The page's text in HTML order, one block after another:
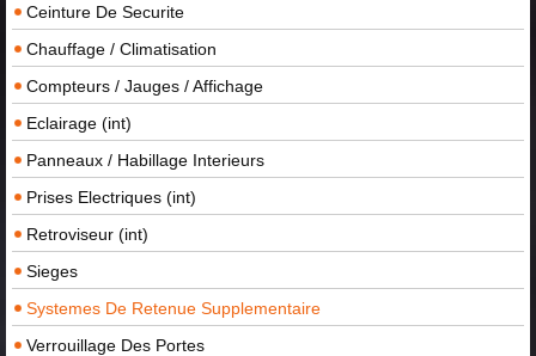
Ceinture De Securite
Chauffage / Climatisation
Compteurs / Jauges / Affichage
Eclairage (int)
Panneaux / Habillage Interieurs
Prises Electriques (int)
Retroviseur (int)
Sieges
Systemes De Retenue Supplementaire
Verrouillage Des Portes